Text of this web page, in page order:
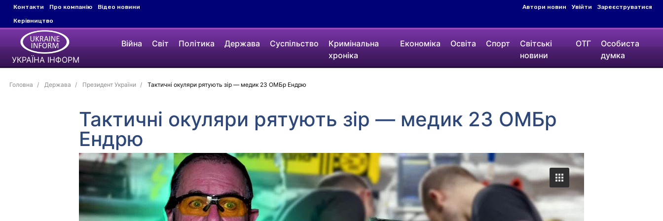
Контакти Про компанію
Відео новини
Керівництво
Автори новин Увійти Зареєструватися
УКРАЇНА ІНФОРМ
Війна Світ Політика Держава Суспільство
Кримінальна
хроніка
Економіка Освіта Спорт
Світські
новини
ОТГ
Особиста
думка
Головна Держава Президент України Тактичні окуляри рятують зір — медик 23 ОМБр Ендрю
Тактичні окуляри рятують зір — медик 23 ОМБр
Ендрю